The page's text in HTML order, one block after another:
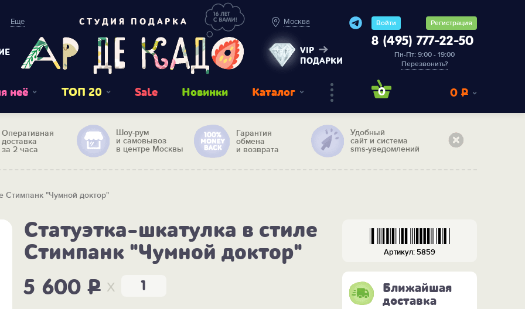
Еще СТУДИЯ ПОДАРКА Москва
VIP
ПОДАРКИ
Войти Регистрация
8 (495) 777-22-50
Пн-Пт: 9:00 - 19:00
Перезвонить?
неё ТОП 20 Sale Новинки Каталог 0 0 Р
Оперативная
доставка
за 2 часа
Шоу-рум
и самовывоз
в центре Москвы
Гарантия
обмена
и возврата
Удобный
сайт и система
sms-уведомлений
Стимпанк "Чумной доктор"
Статуэтка-шкатулка в стиле
Стимпанк "Чумной доктор"
5 600P x
Артикул: 5859
Ближайшая
доставка